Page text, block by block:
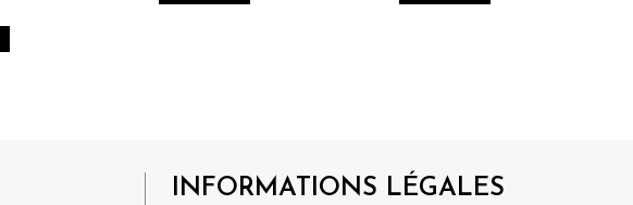
INFORMATIONS LÉGALES